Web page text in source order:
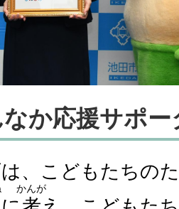
か応援サポ
は、こどもたちの
かんが